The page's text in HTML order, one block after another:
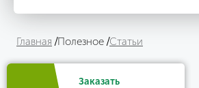
Главная Полезное Статьи
Заказать